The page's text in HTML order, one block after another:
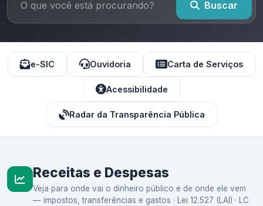
Buscar
e-SIC Ouvidoria Carta de Serviços
Acessibilidade
Radar da Transparência Pública
Receitas e Despesas
Veja para onde vai o dinheiro público e de onde ele vem
— impostos, transferências e gastos · Lei 12.527 (LAI) · LC